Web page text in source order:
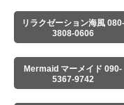
リラクゼーション海風 080-
3808-0606
Mermaid マーメイド 090-
5367-9742